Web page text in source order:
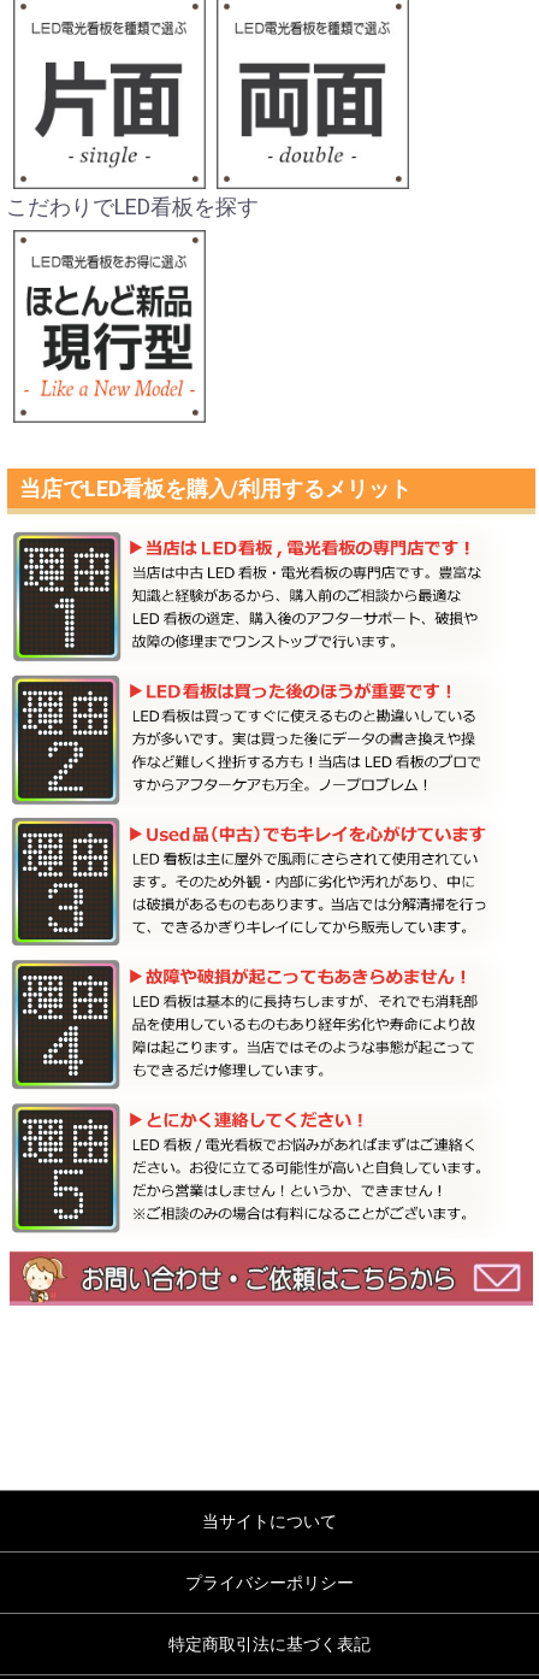
こだわりでLED看板を探す
当店でLED看板を購入/利用するメリット
当サイトについて
プライバシーポリシー
特定商取引法に基づく表記